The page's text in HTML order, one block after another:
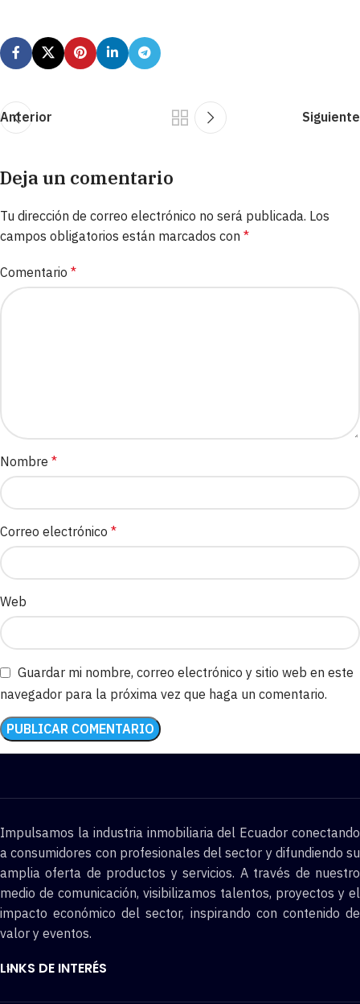
Anterior Siguiente
Deja un comentario
Tu dirección de correo electrónico no será publicada. Los
campos obligatorios están marcados con *
Comentario *
Nombre *
Correo electrónico *
Web
Guardar mi nombre, correo electrónico y sitio web en este
navegador para la próxima vez que haga un comentario.
Impulsamos la industria inmobiliaria del Ecuador conectando
a consumidores con profesionales del sector y difundiendo su
amplia oferta de productos y servicios. A través de nuestro
medio de comunicación, visibilizamos talentos, proyectos y el
impacto económico del sector, inspirando con contenido de
valor y eventos.
LINKS DE INTERÉS